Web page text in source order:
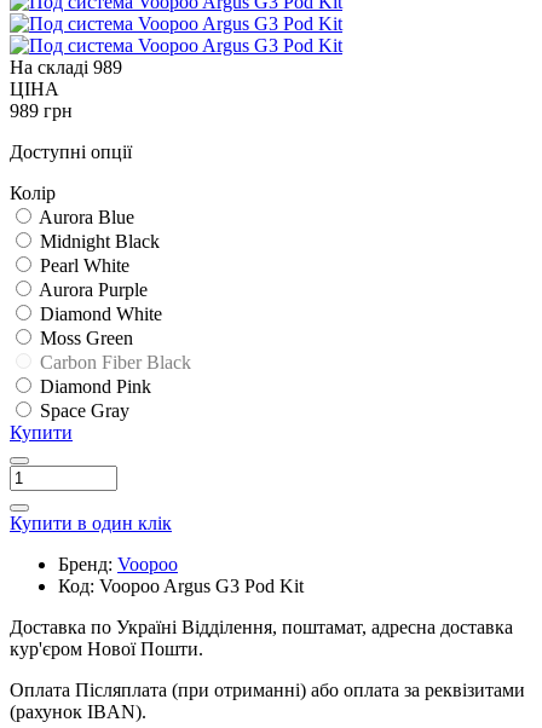
На складі 989
ЦІНА
989 грн
Доступні опції
Колір
Aurora Blue
Midnight Black
Pearl White
Aurora Purple
Diamond White
Moss Green
Carbon Fiber Black
Diamond Pink
Space Gray
Купити
Купити в один клік
Бренд: Voopoo
Код: Voopoo Argus G3 Pod Kit
Доставка по Україні Відділення, поштамат, адресна доставка
кур'єром Нової Пошти.
Оплата Післяплата (при отриманні) або оплата за реквізитами
(рахунок IBAN).